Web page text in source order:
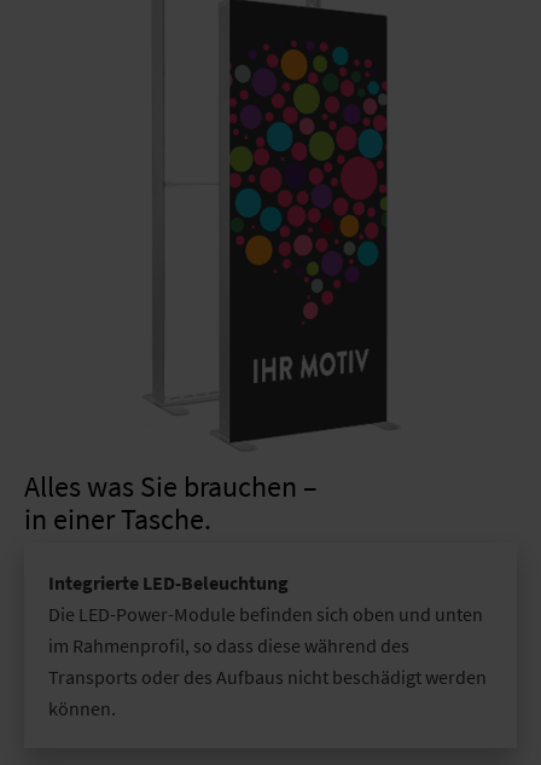
Alles was Sie brauchen –
in einer Tasche.
Integrierte LED-Beleuchtung
Die LED-Power-Module befinden sich oben und unten
im Rahmenprofil, so dass diese während des
Transports oder des Aufbaus nicht beschädigt werden
können.